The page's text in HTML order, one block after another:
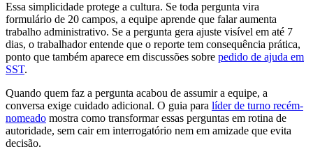
Essa simplicidade protege a cultura. Se toda pergunta vira
formulário de 20 campos, a equipe aprende que falar aumenta
trabalho administrativo. Se a pergunta gera ajuste visível em até 7
dias, o trabalhador entende que o reporte tem consequência prática,
ponto que também aparece em discussões sobre pedido de ajuda em
SST.
Quando quem faz a pergunta acabou de assumir a equipe, a
conversa exige cuidado adicional. O guia para líder de turno recém-
nomeado mostra como transformar essas perguntas em rotina de
autoridade, sem cair em interrogatório nem em amizade que evita
decisão.